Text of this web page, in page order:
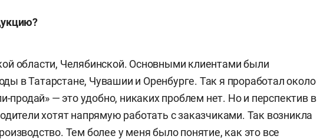
области, Челябинской. Основными клиентами были
в Татарстане, Чувашии и Оренбурге. Так я проработал около
продай» — это удобно, никаких проблем нет. Но и перспектив в
хотят напрямую работать с заказчиками. Так возникла
Тем более у меня было понятие, как это все